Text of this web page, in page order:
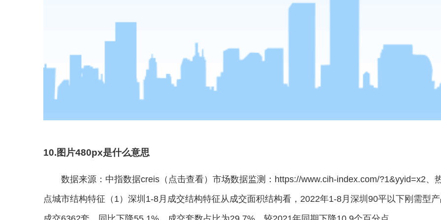
10.图片480px是什么意思
数据来源：中指数据creis（点击查看）市场数据监测：https://www.cih-index.com/?1&yyid=x2、
点城市结构特征（1）深圳1-8月成交结构特征从成交面积结构看，2022年1-8月深圳90平以下刚需型